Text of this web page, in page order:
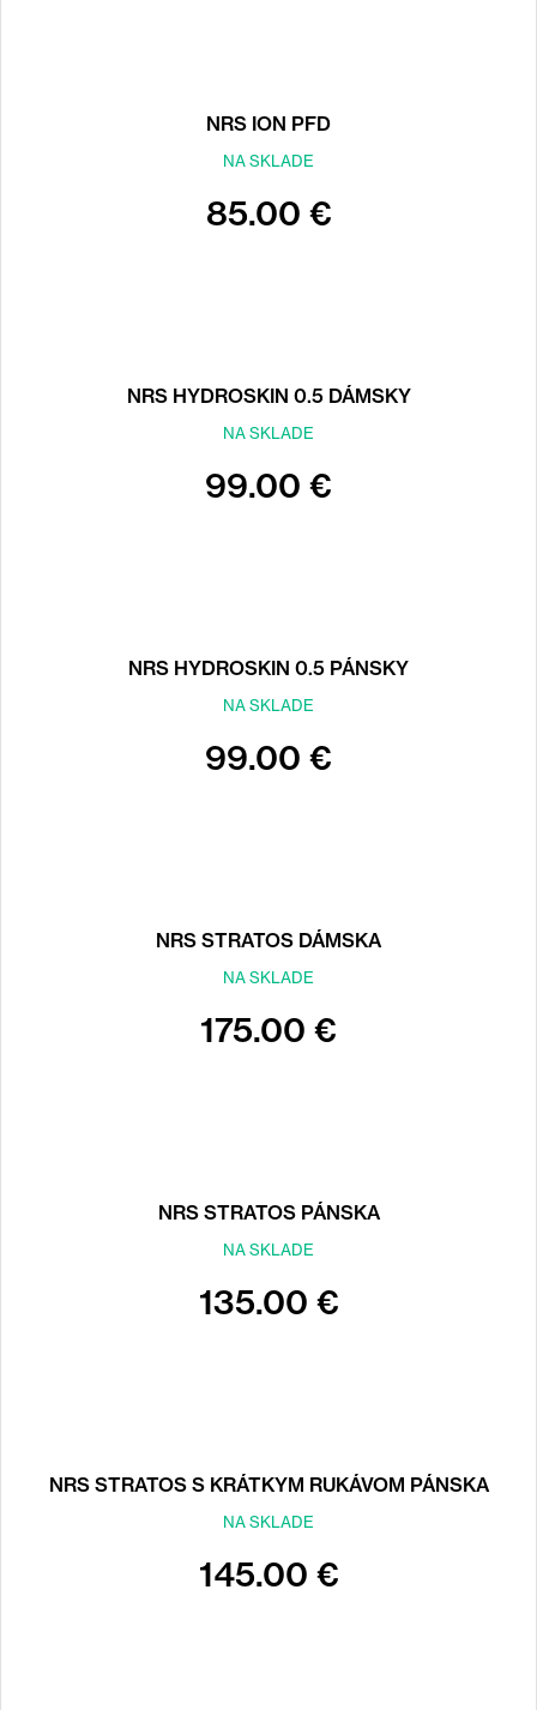
NRS ION PFD
NA SKLADE
85.00 €
NRS HYDROSKIN 0.5 DÁMSKY
NA SKLADE
99.00 €
NRS HYDROSKIN 0.5 PÁNSKY
NA SKLADE
99.00 €
NRS STRATOS DÁMSKA
NA SKLADE
175.00 €
NRS STRATOS PÁNSKA
NA SKLADE
135.00 €
NRS STRATOS S KRÁTKYM RUKÁVOM PÁNSKA
NA SKLADE
145.00 €